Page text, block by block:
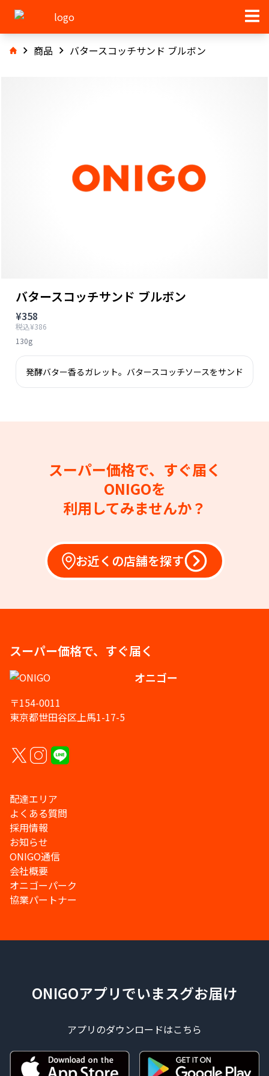
商品 バタースコッチサンド ブルボン
バタースコッチサンド ブルボン
¥358
税込¥386
130g
発酵バター香るガレット。バタースコッチソースをサンド
スーパー価格で、すぐ届く
ONIGOを
利用してみませんか？
お近くの店舗を探す
スーパー価格で、すぐ届く
オニゴー
〒154-0011
東京都世田谷区上馬1-17-5
配達エリア
よくある質問
採用情報
お知らせ
ONIGO通信
会社概要
オニゴーパーク
協業パートナー
ONIGOアプリでいまスグお届け
アプリのダウンロードはこちら